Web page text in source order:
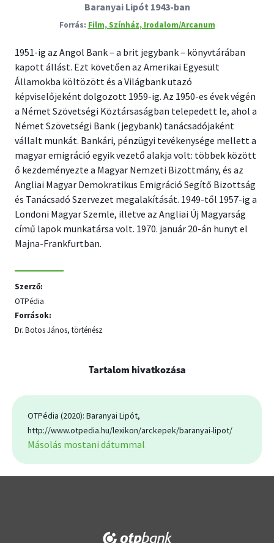
Baranyai Lipót 1943-ban
Film, Színház, Irodalom/Arcanum
1951-ig az Angol Bank – a brit jegybank – könyvtárában
kapott állást. Ezt követően az Amerikai Egyesült
Államokba költözött és a Világbank utazó
képviselőjeként dolgozott 1959-ig. Az 1950-es évek végén
a Német Szövetségi Köztársaságban telepedett le, ahol a
Német Szövetségi Bank (jegybank) tanácsadójaként
vállalt munkát. Bankári, pénzügyi tevékenysége mellett a
magyar emigráció egyik vezető alakja volt: többek között
ő kezdeményezte a Magyar Nemzeti Bizottmány, és az
Angliai Magyar Demokratikus Emigráció Segítő Bizottság
és Tanácsadó Szervezet megalakítását. 1949-től 1957-ig a
Londoni Magyar Szemle, illetve az Angliai Új Magyarság
című lapok munkatársa volt. 1970. január 20-án hunyt el
Majna-Frankfurtban.
Szerző:
OTPédia
Források:
Dr. Botos János, történész
Tartalom hivatkozása
OTPédia (2020): Baranyai Lipót,
http://www.otpedia.hu/lexikon/arckepek/baranyai-lipot/
Másolás mostani dátummal